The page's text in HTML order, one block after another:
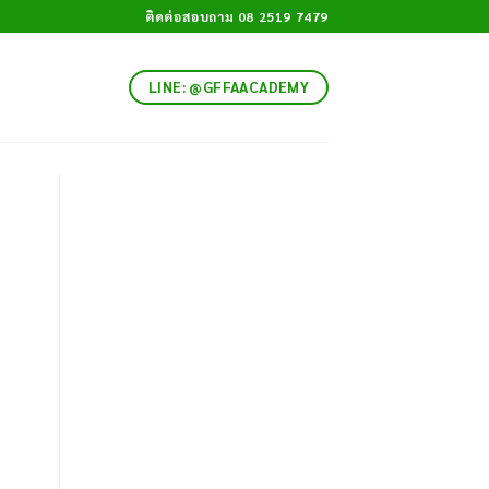
ติดต่อสอบถาม 08 2519 7479
LINE: @GFFAACADEMY